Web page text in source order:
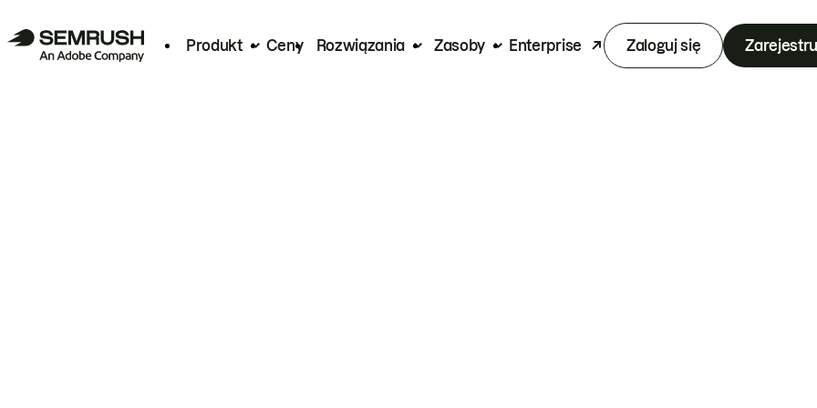
Produkt Ceny Rozwiązania Zasoby Enterprise Zaloguj się